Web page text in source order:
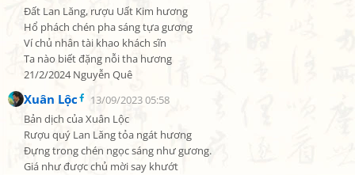
Đất Lan Lăng, rượu Uất Kim hương
Hổ phách chén pha sáng tựa gương
Ví chủ nhân tài khao khách sĩn
Ta nào biết đặng nỗi tha hương
21/2/2024 Nguyễn Quê
Xuân Lộc
13/09/2023 05:58
Bản dịch của Xuân Lộc
Rượu quý Lan Lăng tỏa ngát hương
Đựng trong chén ngọc sáng như gương.
Giá như được chủ mời say khướt